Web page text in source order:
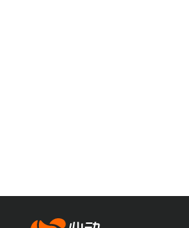
爱游戏app体育